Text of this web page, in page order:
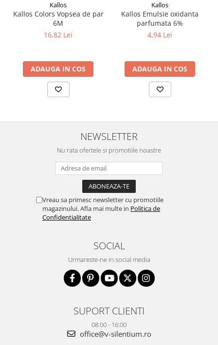
Kallos
Kallos Colors Vopsea de par
6M
16,82 Lei
ADAUGA IN COS
Kallos
Kallos Emulsie oxidanta
parfumata 6%
4,94 Lei
ADAUGA IN COS
NEWSLETTER
Nu rata ofertele si promotiile noastre
Vreau sa primesc newsletter cu promotiile
magazinului. Afla mai multe in Politica de
Confidentialitate
SOCIAL
Urmareste-ne in social media
SUPORT CLIENTI
08:00 - 16:00
office@v-silentium.ro